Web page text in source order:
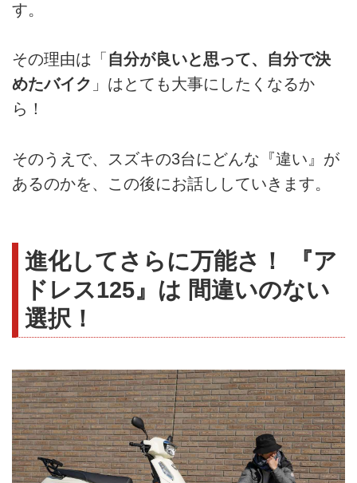
す。
その理由は「 自分が良いと思って、自分で決
めたバイク 」はとても大事にしたくなるか
ら！
そのうえで、スズキの3台にどんな『違い』が
あるのかを、この後にお話ししていきます。
進化してさらに万能さ！ 『ア
ドレス125』は 間違いのない
選択！